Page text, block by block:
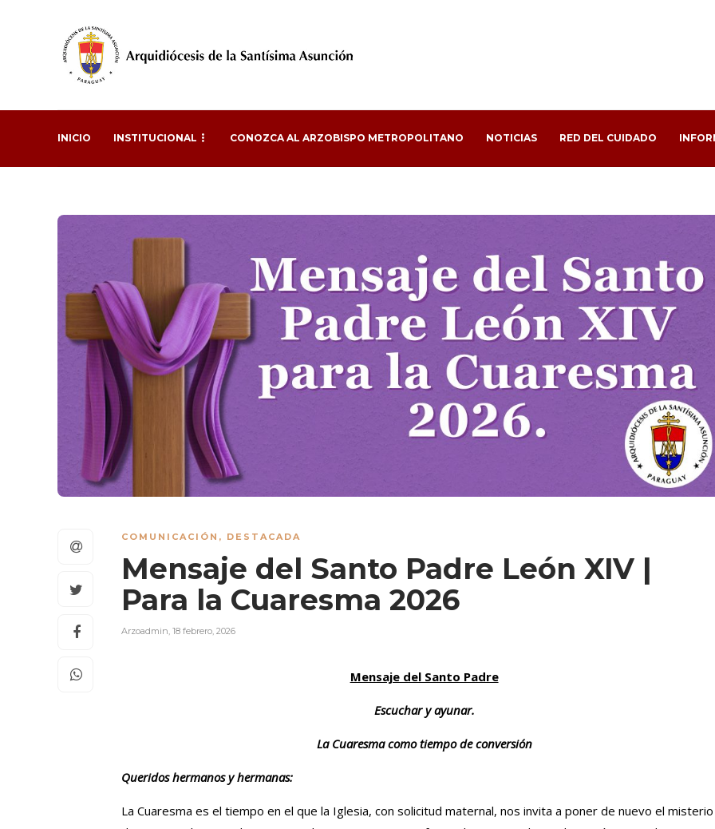
INICIO INSTITUCIONAL CONOZCA AL ARZOBISPO METROPOLITANO NOTICIAS RED DEL CUIDADO
COMUNICACIÓN , DESTACADA
Mensaje del Santo Padre León XIV |
Para la Cuaresma 2026
Arzoadmin, 18 febrero, 2026
Mensaje del Santo Padre
Escuchar y ayunar.
La Cuaresma como tiempo de conversión
Queridos hermanos y hermanas:
La Cuaresma es el tiempo en el que la Iglesia, con solicitud maternal, nos invita a poner de nuevo el misterio